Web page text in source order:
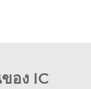
อง IC